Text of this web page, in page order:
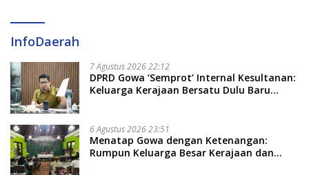
InfoDaerah
7 Agustus 2026 22:12
DPRD Gowa ‘Semprot’ Internal Kesultanan:
Keluarga Kerajaan Bersatu Dulu Baru
6 Agustus 2026 23:51
Menatap Gowa dengan Ketenangan:
Rumpun Keluarga Besar Kerajaan dan